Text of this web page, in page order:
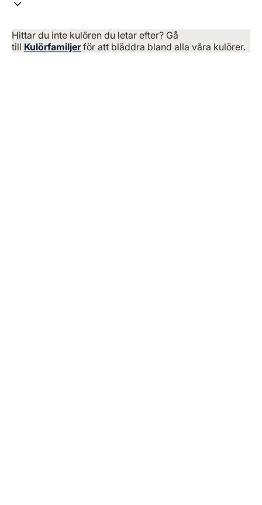
Hittar du inte kulören du letar efter? Gå
till Kulörfamiljerför att bläddra bland alla våra kulörer.